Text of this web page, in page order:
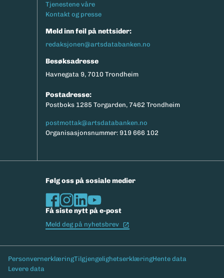
Tjenestene våre
Kontakt og presse
Meld inn feil på nettsider:
redaksjonen@artsdatabanken.no
Besøksadresse
Havnegata 9, 7010 Trondheim
Postadresse:
Postboks 1285 Torgarden, 7462 Trondheim
postmottak@artsdatabanken.no
Organisasjonsnummer: 919 666 102
Følg oss på sosiale medier
Få siste nytt på e-post
Meld deg på nyhetsbrev
Bunntekst
PersonvernerklæringTilgjengelighetserklæringHente data
Levere data